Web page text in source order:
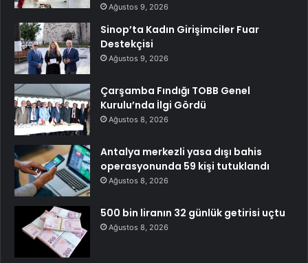
Ağustos 9, 2026
Sinop’ta Kadın Girişimciler Fuar
Destekçisi
Ağustos 9, 2026
Çarşamba Fındığı TOBB Genel
Kurulu’nda İlgi Gördü
Ağustos 8, 2026
Antalya merkezli yasa dışı bahis
operasyonunda 59 kişi tutuklandı
Ağustos 8, 2026
500 bin liranın 32 günlük getirisi uçtu
Ağustos 8, 2026